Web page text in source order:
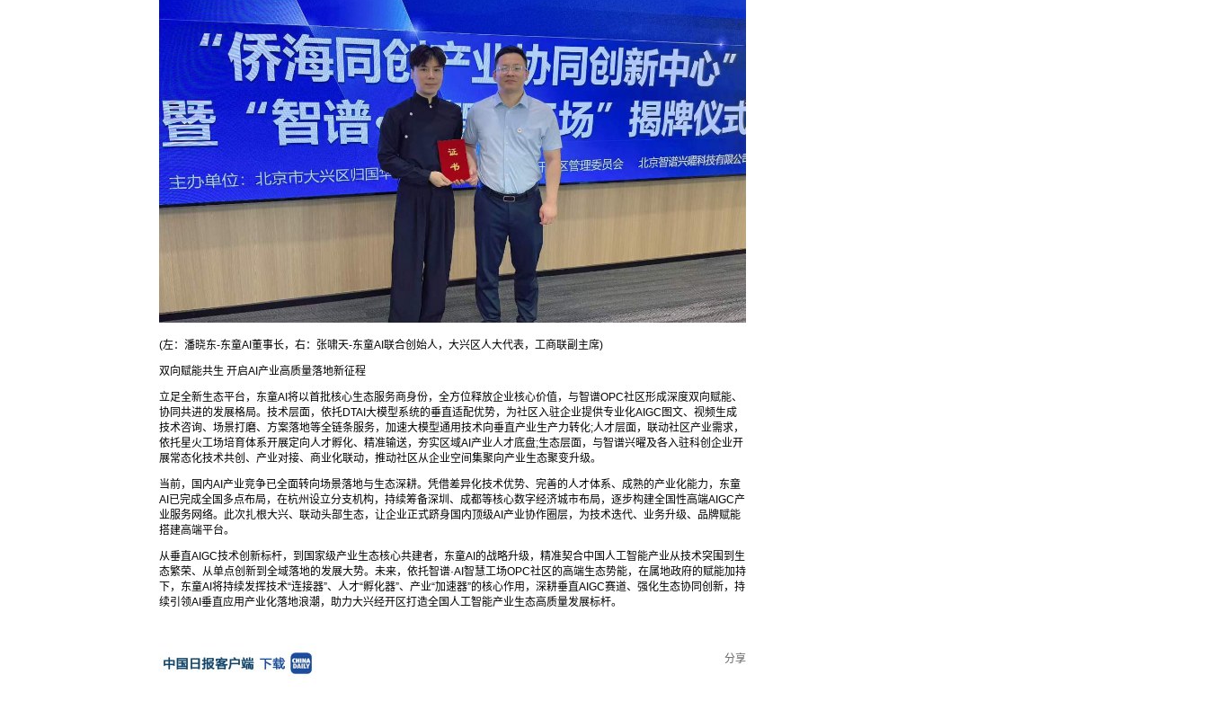
(左：潘晓东-东童AI董事长，右：张啸天-东童AI联合创始人，大兴区人大代表，工商联副主席)
双向赋能共生 开启AI产业高质量落地新征程
立足全新生态平台，东童AI将以首批核心生态服务商身份，全方位释放企业核心价值，与智谱OPC社区形成深度双向赋能、
协同共进的发展格局。技术层面，依托DTAI大模型系统的垂直适配优势，为社区入驻企业提供专业化AIGC图文、视频生成
技术咨询、场景打磨、方案落地等全链条服务，加速大模型通用技术向垂直产业生产力转化;人才层面，联动社区产业需求，
依托星火工场培育体系开展定向人才孵化、精准输送，夯实区域AI产业人才底盘;生态层面，与智谱兴曜及各入驻科创企业开
展常态化技术共创、产业对接、商业化联动，推动社区从企业空间集聚向产业生态聚变升级。
当前，国内AI产业竞争已全面转向场景落地与生态深耕。凭借差异化技术优势、完善的人才体系、成熟的产业化能力，东童
AI已完成全国多点布局，在杭州设立分支机构，持续筹备深圳、成都等核心数字经济城市布局，逐步构建全国性高端AIGC产
业服务网络。此次扎根大兴、联动头部生态，让企业正式跻身国内顶级AI产业协作圈层，为技术迭代、业务升级、品牌赋能
搭建高端平台。
从垂直AIGC技术创新标杆，到国家级产业生态核心共建者，东童AI的战略升级，精准契合中国人工智能产业从技术突围到生
态繁荣、从单点创新到全域落地的发展大势。未来，依托智谱·AI智慧工场OPC社区的高端生态势能，在属地政府的赋能加持
下，东童AI将持续发挥技术“连接器”、人才“孵化器”、产业“加速器”的核心作用，深耕垂直AIGC赛道、强化生态协同创新，持
续引领AI垂直应用产业化落地浪潮，助力大兴经开区打造全国人工智能产业生态高质量发展标杆。
分享